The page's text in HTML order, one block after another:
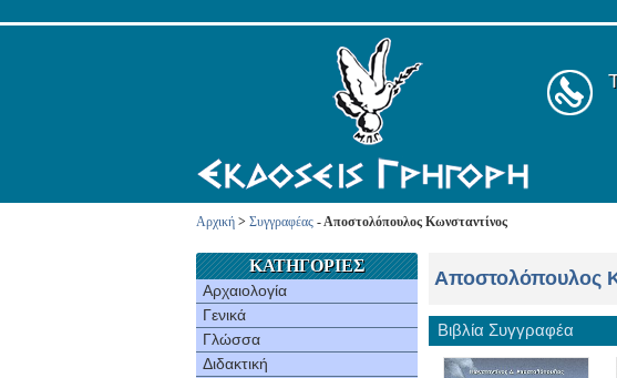
Αρχική > Συγγραφέας - Αποστολόπουλος Κωνσταντίνος
ΚΑΤΗΓΟΡΙΕΣ
Αρχαιολογία
Γενικά
Γλώσσα
Διδακτική
Αποστολόπουλος
Βιβλία Συγγραφέα